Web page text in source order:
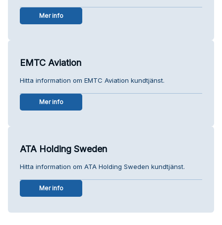
Mer info
EMTC Aviation
Hitta information om EMTC Aviation kundtjänst.
Mer info
ATA Holding Sweden
Hitta information om ATA Holding Sweden kundtjänst.
Mer info